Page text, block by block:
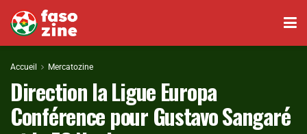
Accueil Mercatozine
Direction la Ligue Europa
Conférence pour Gustavo Sangaré